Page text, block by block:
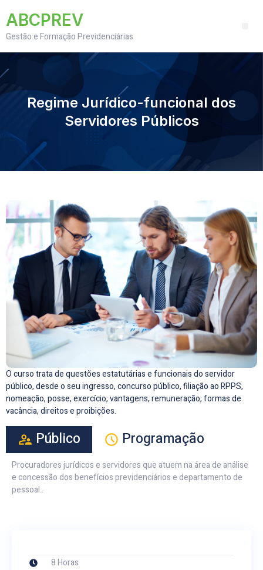
ABCPREV
Gestão e Formação Previdenciárias
Regime Jurídico-funcional dos
Servidores Públicos
O curso trata de questões estatutárias e funcionais do servidor
público, desde o seu ingresso, concurso público, filiação ao RPPS,
nomeação, posse, exercício, vantagens, remuneração, formas de
vacância, direitos e proibições.
Público Programação
Procuradores jurídicos e servidores que atuem na área de análise
e concessão dos benefícios previdenciários e departamento de
pessoal..
8 Horas